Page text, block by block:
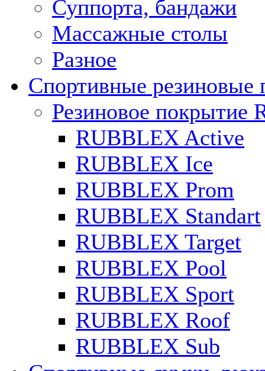
Суппорта, бандажи
Массажные столы
Разное
Спортивные резиновые
Резиновое покрытие
RUBBLEX Active
RUBBLEX Ice
RUBBLEX Prom
RUBBLEX Standart
RUBBLEX Target
RUBBLEX Pool
RUBBLEX Sport
RUBBLEX Roof
RUBBLEX Sub